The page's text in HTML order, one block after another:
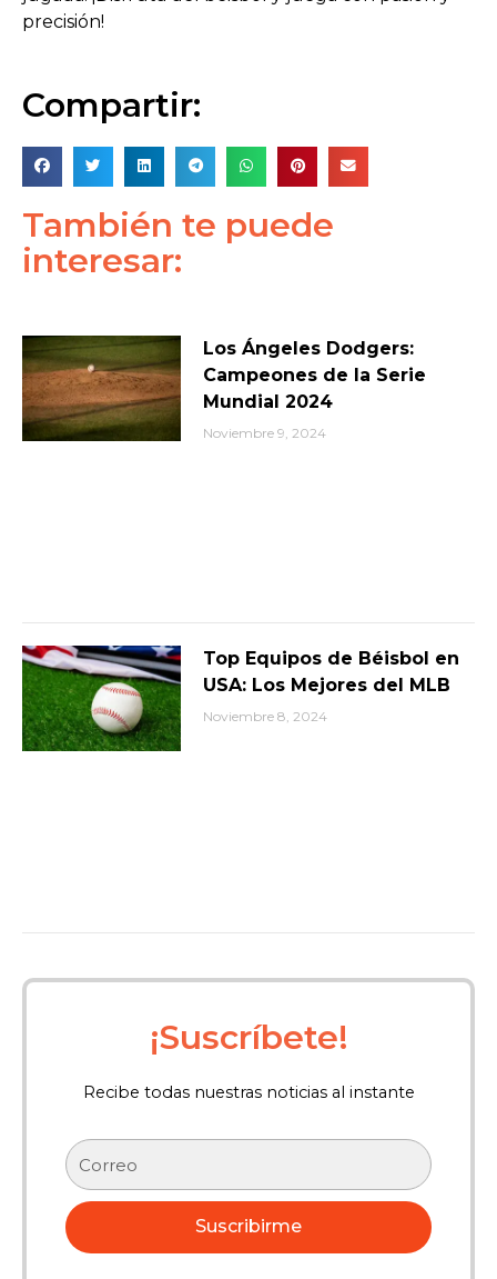
precisión!
Compartir:
También te puede
interesar:
Los Ángeles Dodgers:
Campeones de la Serie
Mundial 2024
Noviembre 9, 2024
Top Equipos de Béisbol en
USA: Los Mejores del MLB
Noviembre 8, 2024
¡Suscríbete!
Recibe todas nuestras noticias al instante
Correo
electrónico
Suscribirme